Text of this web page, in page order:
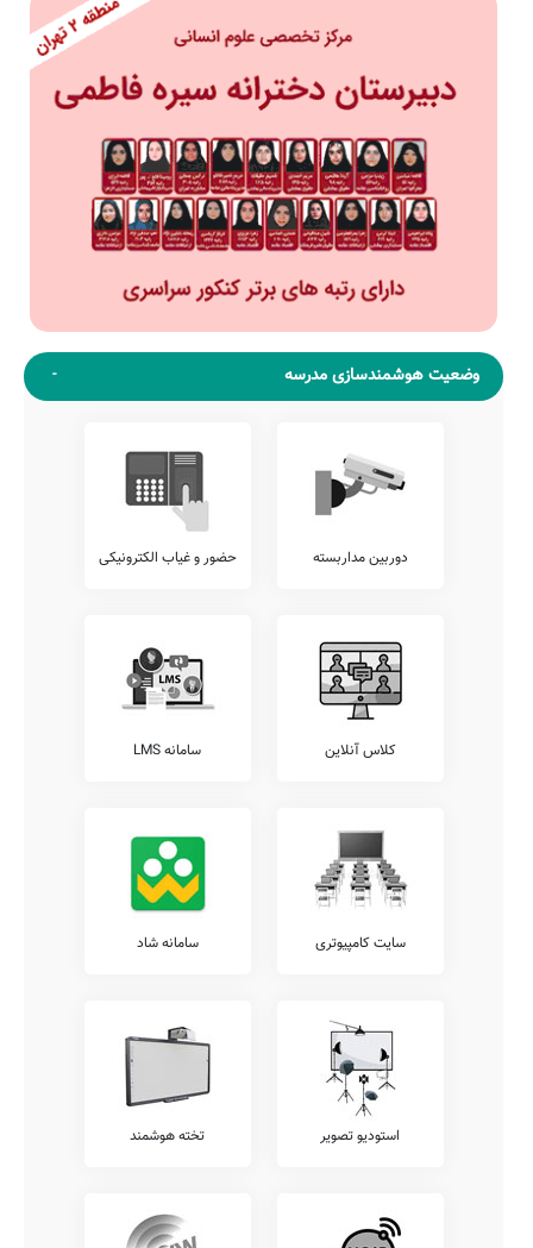
وضعیت هوشمندسازی مدرسه
دوربین مداربسته حضور و غیاب الکترونیکی
کلاس آنلاین سامانه LMS
سایت کامپیوتری سامانه شاد
استودیو تصویر تخته هوشمند